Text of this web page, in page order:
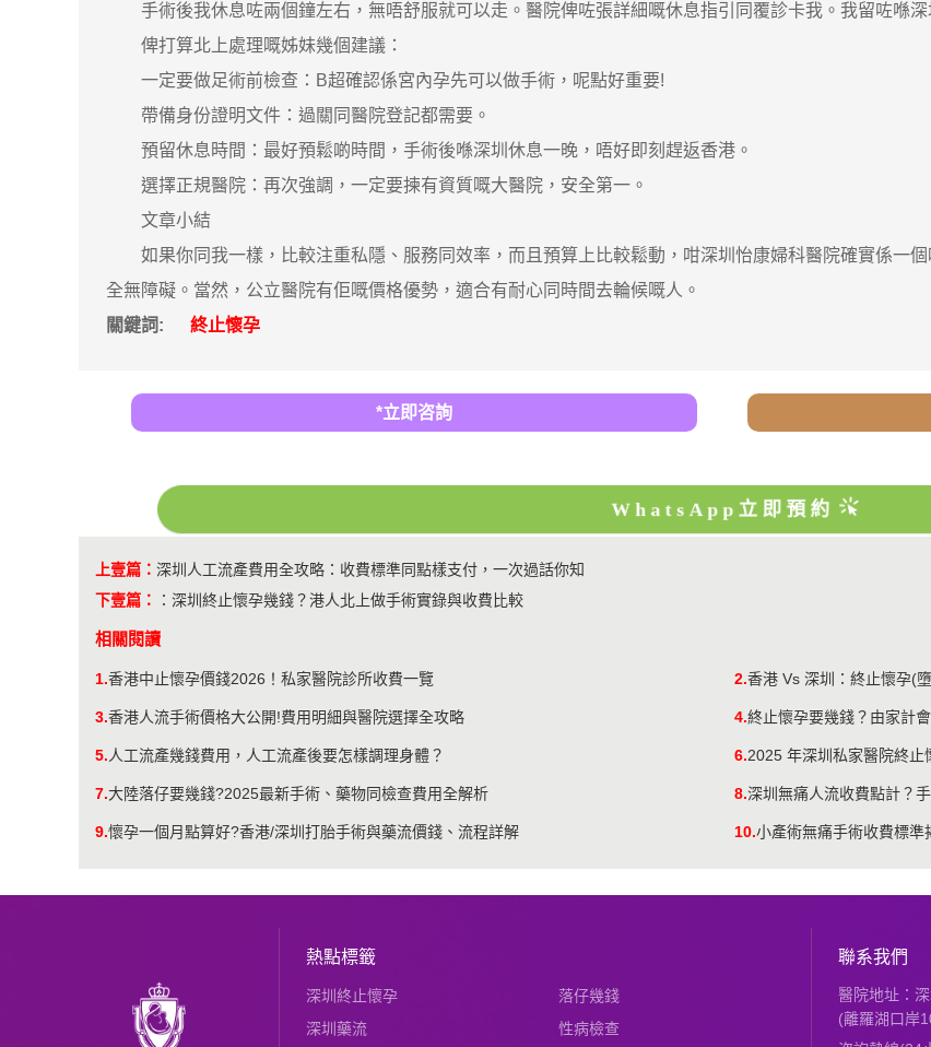
手術後我休息咗兩個鐘左右，無唔舒服就可以走。醫院俾咗張詳細嘅休息指引同覆診卡我。我留咗喺深
俾打算北上處理嘅姊妹幾個建議：
一定要做足術前檢查：B超確認係宮內孕先可以做手術，呢點好重要!
帶備身份證明文件：過關同醫院登記都需要。
預留休息時間：最好預鬆啲時間，手術後喺深圳休息一晚，唔好即刻趕返香港。
選擇正規醫院：再次強調，一定要揀有資質嘅大醫院，安全第一。
文章小結
如果你同我一樣，比較注重私隱、服務同效率，而且預算上比較鬆動，咁深圳怡康婦科醫院確實係一
全無障礙。當然，公立醫院有佢嘅價格優勢，適合有耐心同時間去輪候嘅人。
關鍵詞:
終止懷孕
*立即咨詢
WhatsApp立即預約
上壹篇： 深圳人工流產費用全攻略：收費標準同點樣支付，一次過話你知
下壹篇：
： 深圳終止懷孕幾錢？港人北上做手術實錄與收費比較
相關閱讀
1.香港中止懷孕價錢2026！私家醫院診所收費一覽 2.香港 Vs 深圳：終止懷孕(
3.香港人流手術價格大公開!費用明細與醫院選擇全攻略 4.終止懷孕要幾錢？由家計
5.人工流產幾錢費用，人工流產後要怎樣調理身體？ 6.2025 年深圳私家醫院終止
7.大陸落仔要幾錢?2025最新手術、藥物同檢查費用全解析 8.深圳無痛人流收費點計？
9.懷孕一個月點算好?香港/深圳打胎手術與藥流價錢、流程詳解 10.小產術無痛手術收費標準
熱點標籤
深圳終止懷孕
落仔幾錢
深圳藥流
性病檢查
聯系我們
醫院地址：
(離羅湖口岸